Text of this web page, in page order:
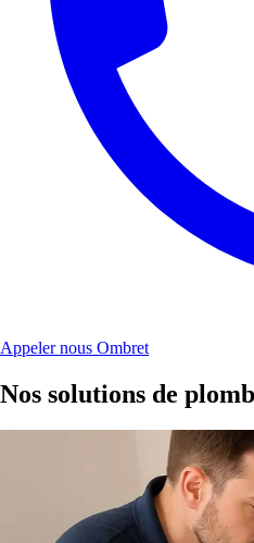
Appeler nous Ombret
Nos solutions de